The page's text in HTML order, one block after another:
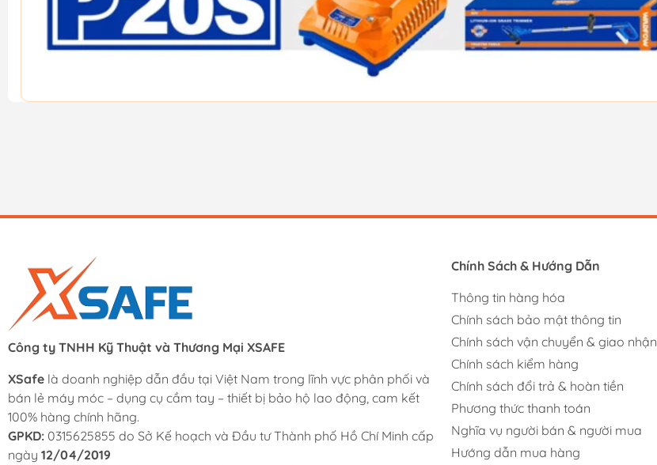
Công ty TNHH Kỹ Thuật và Thương Mại XSAFE
XSafe là doanh nghiệp dẫn đầu tại Việt Nam trong lĩnh vực phân phối và
bán lẻ máy móc – dụng cụ cầm tay – thiết bị bảo hộ lao động, cam kết
100% hàng chính hãng.
GPKD: 0315625855 do Sở Kế hoạch và Đầu tư Thành phố Hồ Chí Minh cấp
ngày 12/04/2019
Chính Sách & Hướng Dẫn
Thông tin hàng hóa
Chính sách bảo mật thông tin
Chính sách vận chuyển & giao nhận
Chính sách kiểm hàng
Chính sách đổi trả & hoàn tiền
Phương thức thanh toán
Nghĩa vụ người bán & người mua
Hướng dẫn mua hàng